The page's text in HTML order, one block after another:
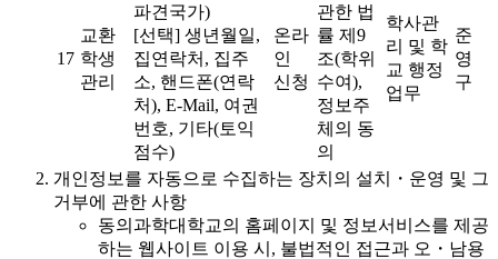
17
교환
학생
관리
파견국가)
[선택] 생년월일,
집연락처, 집주
소, 핸드폰(연락
처), E-Mail, 여권
번호, 기타(토익
점수)
온라
인
신청
관한 법
률 제9
조(학위
수여),
정보주
체의 동
의
학사관
리 및 학
교 행정
업무
준
영
구
개인정보를 자동으로 수집하는 장치의 설치・운영 및 그
거부에 관한 사항
동의과학대학교의 홈페이지 및 정보서비스를 제공
하는 웹사이트 이용 시, 불법적인 접근과 오・남용